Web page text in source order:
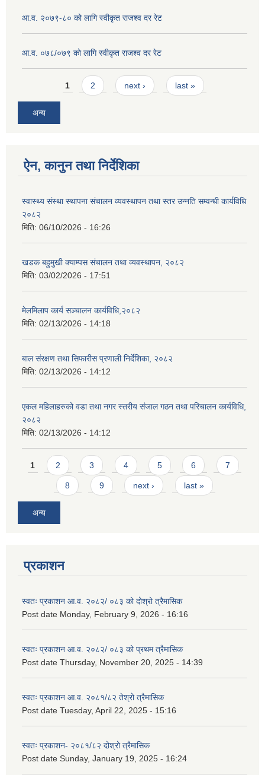
आ.व. २०७९-८० को लागि स्वीकृत राजश्व दर रेट
आ.व. ०७८/०७९ काे लागि स्वीकृत राजश्व दर रेट
Pages1 2 next › last »
अन्य
ऐन, कानुन तथा निर्देशिका
स्वास्थ्य संस्था स्थापना संचालन व्यवस्थापन तथा स्तर उन्नति सम्वन्धी कार्यविधि
२०८२
मिति: 06/10/2026 - 16:26
खडक बहुमुखी क्याम्पस संचालन तथा व्यवस्थापन, २०८२
मिति: 03/02/2026 - 17:51
मेलमिलाप कार्य सञ्चालन कार्यविधि,२०८२
मिति: 02/13/2026 - 14:18
बाल संरक्षण तथा सिफारीस प्रणाली निर्देशिका, २०८२
मिति: 02/13/2026 - 14:12
एकल महिलाहरुको वडा तथा नगर स्तरीय संजाल गठन तथा परिचालन कार्यविधि,
२०८२
मिति: 02/13/2026 - 14:12
Pages
1 2 3 4 5 6 7
8 9 next › last »
अन्य
प्रकाशन
स्वतः प्रकाशन आ.व. २०८२/ ०८३ को दोश्रो त्रैमासिक
Post date Monday, February 9, 2026 - 16:16
स्वतः प्रकाशन आ.व. २०८२/ ०८३ को प्रथम त्रैमासिक
Post date Thursday, November 20, 2025 - 14:39
स्वतः प्रकाशन आ.व. २०८१/८२ तेश्रो त्रैमासिक
Post date Tuesday, April 22, 2025 - 15:16
स्वतः प्रकाशन- २०८१/८२ दोश्रो त्रैमासिक
Post date Sunday, January 19, 2025 - 16:24